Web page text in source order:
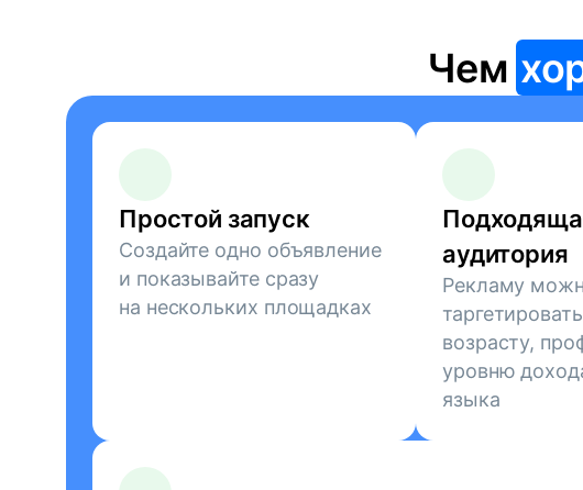
Чем
Простой запуск
Создайте одно объявление
и показывайте сразу
на нескольких площадках
аудитория
Рекламу
возрасту,
уровню
языка